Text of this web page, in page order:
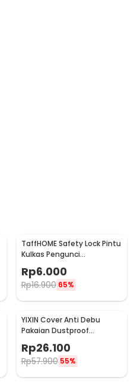
TaffHOME Safety Lock Pintu
Kulkas Pengunci
Tambahan Tempel - S1843
Rp6.000
Rp16.900 65%
YIXIN Cover Anti Debu
Pakaian Dustproof
Organizer 60x30x110cm -
PEVA
Rp26.100
Rp57.900 55%